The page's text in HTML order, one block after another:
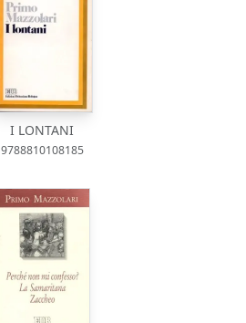
I LONTANI
9788810108185